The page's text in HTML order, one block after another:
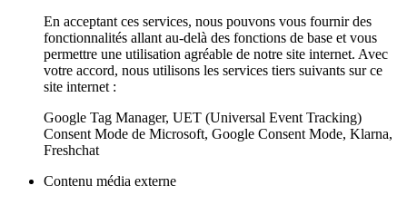
En acceptant ces services, nous pouvons vous fournir des
fonctionnalités allant au-delà des fonctions de base et vous
permettre une utilisation agréable de notre site internet. Avec
votre accord, nous utilisons les services tiers suivants sur ce
site internet :
Google Tag Manager, UET (Universal Event Tracking)
Consent Mode de Microsoft, Google Consent Mode, Klarna,
Freshchat
Contenu média externe